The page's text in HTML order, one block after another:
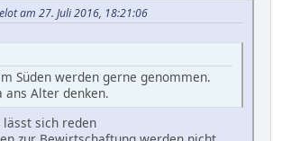
am 27. Juli 2016, 18:21:06
Süden werden gerne genommen.
ans Alter denken.
lässt sich reden